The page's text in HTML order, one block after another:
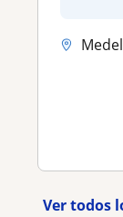
Ver todos